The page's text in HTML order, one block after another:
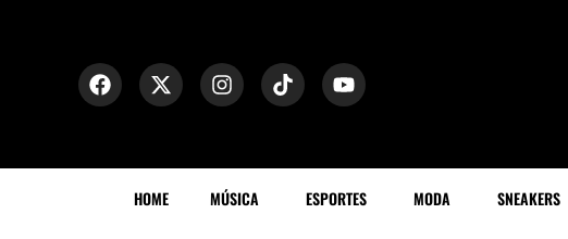
HOME MÚSICA ESPORTES MODA SNEAKERS